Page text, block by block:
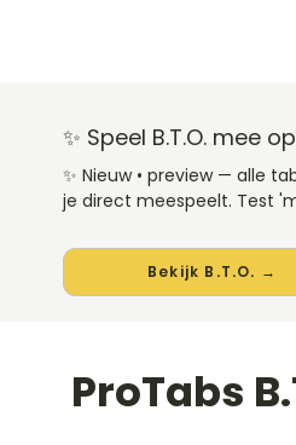
✨ Speel B.T.O. mee
✨ Nieuw • preview — alle
je direct meespeelt. Test
Bekijk B.T.O. →
ProTabs